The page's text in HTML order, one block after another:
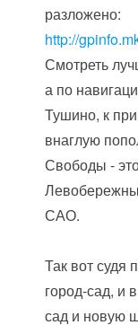
разложено:
http://
Смотреть
а по
Тушино, к
внаглую
Свободы -
САО.
Так вот судя
город-сад, и
сад и новую